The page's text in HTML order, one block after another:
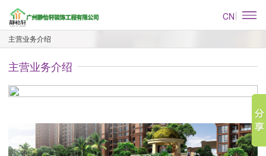
CN
主营业务介绍
主营业务介绍